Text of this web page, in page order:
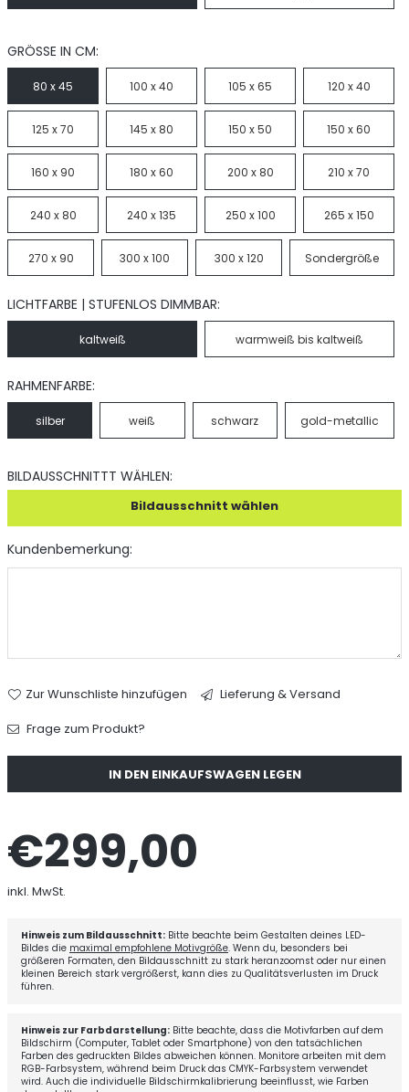
GRÖSSE IN CM:
80 x 45 100 x 40 105 x 65 120 x 40
125 x 70 145 x 80 150 x 50 150 x 60
160 x 90 180 x 60 200 x 80 210 x 70
240 x 80 240 x 135 250 x 100 265 x 150
270 x 90 300 x 100 300 x 120 Sondergröße
LICHTFARBE | STUFENLOS DIMMBAR:
kaltweiß warmweiß bis kaltweiß
RAHMENFARBE:
silber weiß schwarz gold-metallic
BILDAUSSCHNITTT WÄHLEN:
Bildausschnitt wählen
Kundenbemerkung:
Zur Wunschliste hinzufügen
Lieferung & Versand
Frage zum Produkt?
IN DEN EINKAUFSWAGEN LEGEN
Normaler
€299,00
inkl. MwSt.
Hinweis zum Bildausschnitt: Bitte beachte beim Gestalten deines LED-
Bildes die maximal empfohlene Motivgröße. Wenn du, besonders bei
größeren Formaten, den Bildausschnitt zu stark heranzoomst oder nur einen
kleinen Bereich stark vergrößerst, kann dies zu Qualitätsverlusten im Druck
führen.
Hinweis zur Farbdarstellung: Bitte beachte, dass die Motivfarben auf dem
Bildschirm (Computer, Tablet oder Smartphone) von den tatsächlichen
Farben des gedruckten Bildes abweichen können. Monitore arbeiten mit dem
RGB-Farbsystem, während beim Druck das CMYK-Farbsystem verwendet
wird. Auch die individuelle Bildschirmkalibrierung beeinflusst, wie Farben